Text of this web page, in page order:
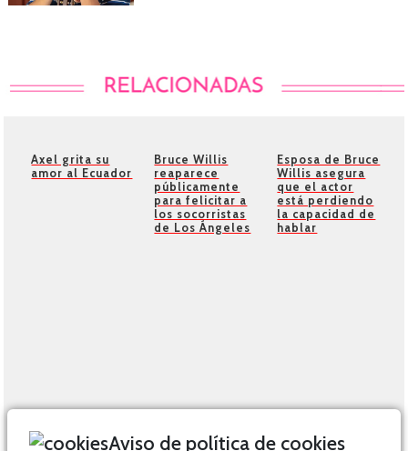
Axel grita su
amor al Ecuador
Bruce Willis
reaparece
públicamente
para felicitar a
los socorristas
de Los Ángeles
Esposa de Bruce
Willis asegura
que el actor
está perdiendo
la capacidad de
hablar
Aviso de política de cookies